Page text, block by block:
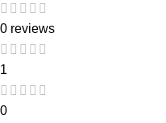
0 reviews
1
0